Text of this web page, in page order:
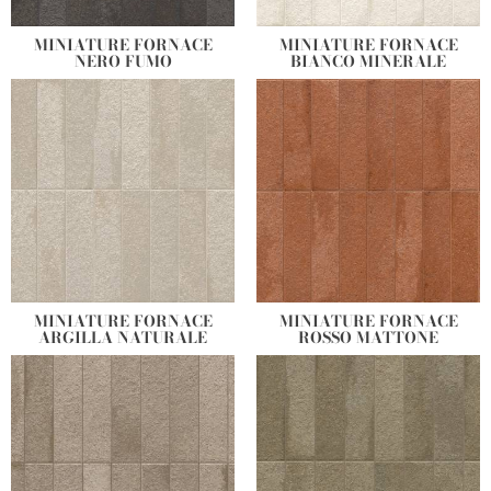
para un efecto aún más exclusivo y original.
MINIATURE FORNACE
NERO FUMO
MINIATURE FORNACE
BIANCO MINERALE
MINIATURE FORNACE
ARGILLA NATURALE
MINIATURE FORNACE
ROSSO MATTONE